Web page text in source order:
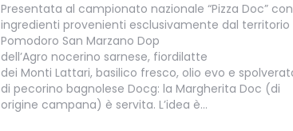
Presentata al campionato nazionale “Pizza Doc” con
ingredienti provenienti esclusivamente dal territorio
Pomodoro San Marzano Dop
dell’Agro nocerino sarnese, fiordilatte
dei Monti Lattari, basilico fresco, olio evo e
di pecorino bagnolese Docg: la Margherita Doc (di
origine campana) è servita. L’idea è…